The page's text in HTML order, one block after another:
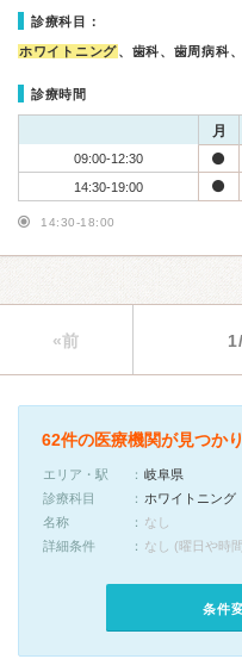
診療科目：
ホワイトニング、歯科、歯周病科
診療時間
月
09:00-12:30
14:30-19:00
14:30-18:00
«前
62件の医療機関が見つか
エリア・駅
岐阜県
診療科目
ホワイトニング
名称
なし
詳細条件
なし (曜日や時
条件